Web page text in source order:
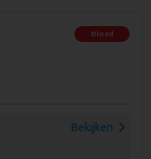
Bloed
Bekijken